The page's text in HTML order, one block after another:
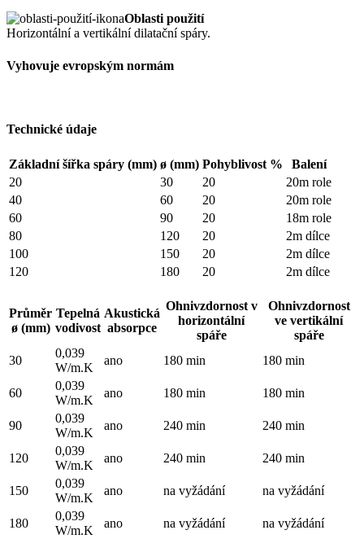
Oblasti použití
Horizontální a vertikální dilatační spáry.
Vyhovuje evropským normám
Technické údaje
Základní šířka spáry (mm) ø (mm) Pohyblivost %
Balení
20
30 20
20m role
40
60 20
20m role
60
90 20
18m role
80
120 20
2m dílce
100
150 20
2m dílce
120
180 20 2m dílce
Průměr
ø (mm)
Tepelná
vodivost
Akustická
absorpce
Ohnivzdornost v
horizontální
spáře
Ohnivzdornost
ve vertikální
spáře
30
0,039
W/m.K
ano 180 min 180 min
60
0,039
W/m.K
ano 180 min 180 min
90
0,039
W/m.K
ano 240 min 240 min
120
0,039
W/m.K
ano 240 min 240 min
150
0,039
W/m.K
ano na vyžádání na vyžádání
180
0,039
W/m.K
ano na vyžádání na vyžádání